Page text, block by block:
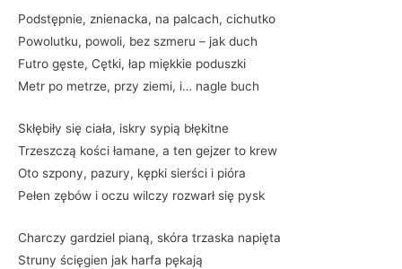
Podstępnie, znienacka, na palcach, cichutko
Powolutku, powoli, bez szmeru – jak duch
Futro gęste, Cętki, łap miękkie poduszki
Metr po metrze, przy ziemi, i… nagle buch
Skłębiły się ciała, iskry sypią błękitne
Trzeszczą kości łamane, a ten gejzer to krew
Oto szpony, pazury, kępki sierści i pióra
Pełen zębów i oczu wilczy rozwarł się pysk
Charczy gardziel pianą, skóra trzaska napięta
Struny ścięgien jak harfa pękają